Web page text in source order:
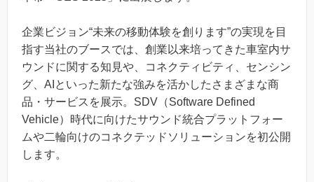
企業ビジョン“未来の移動体験を創ります”の実現を目
指す当社のブースでは、創業以来培ってきた車室内サ
ウンドに関する知見や、コネクティビティ、センシン
グ、AIといった新たな強みを活かしたさまざまな商
品・サービスを展示。SDV（Software Defined
Vehicle）時代に向けたサウンド統合プラットフォー
ムや二輪向けのコネクテッドソリューションを初公開
します。